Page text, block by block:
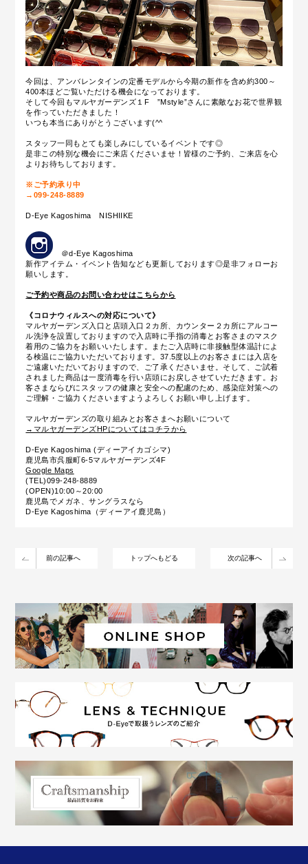
今回は、アンバレンタインの定番モデルから今期の新作を含め約300～
400本ほどご覧いただける機会になっております。
そして今回もマルヤガーデンズ１F ”Mstyle”さんに素敵なお花で世界観
を作っていただきました！
いつも本当にありがとうございます(^^
スタッフ一同もとても楽しみにしているイベントです◎
是非この特別な機会にご来店くださいませ！皆様のご予約、ご来店を心
よりお待ちしております。
※ご予約承り中
→099-248-8889
D-Eye Kagoshima NISHIIKE
＠d-Eye Kagoshima
新作アイテム・イベント告知なども更新しております◎是非フォローお
願いします。
ご予約や商品のお問い合わせはこちらから
《コロナウィルスへの対応について》
マルヤガーデンズ入口と店頭入口２カ所、カウンター２カ所にアルコー
ル洗浄を設置しておりますので入店時に手指の消毒とお客さまのマスク
着用のご協力をお願いいたします。またご入店時に非接触型体温計によ
る検温にご協力いただいております。37.5度以上のお客さまには入店を
ご遠慮いただいておりますので、ご了承くださいませ。そして、ご試着
されました商品は一度消毒を行い店頭にお戻しさせていただきます。お
客さまならびにスタッフの健康と安全への配慮のため、感染症対策への
ご理解・ご協力くださいますようよろしくお願い申し上げます。
マルヤガーデンズの取り組みとお客さまへお願いについて
→マルヤガーデンズHPについてはコチラから
D-Eye Kagoshima (ディーアイカゴシマ)
鹿児島市呉服町6-5マルヤガーデンズ4F
Google Maps
(TEL)099-248-8889
(OPEN)10:00～20:00
鹿児島でメガネ、サングラスなら
D-Eye Kagoshima（ディーアイ鹿児島）
前の記事へ トップへもどる 次の記事へ